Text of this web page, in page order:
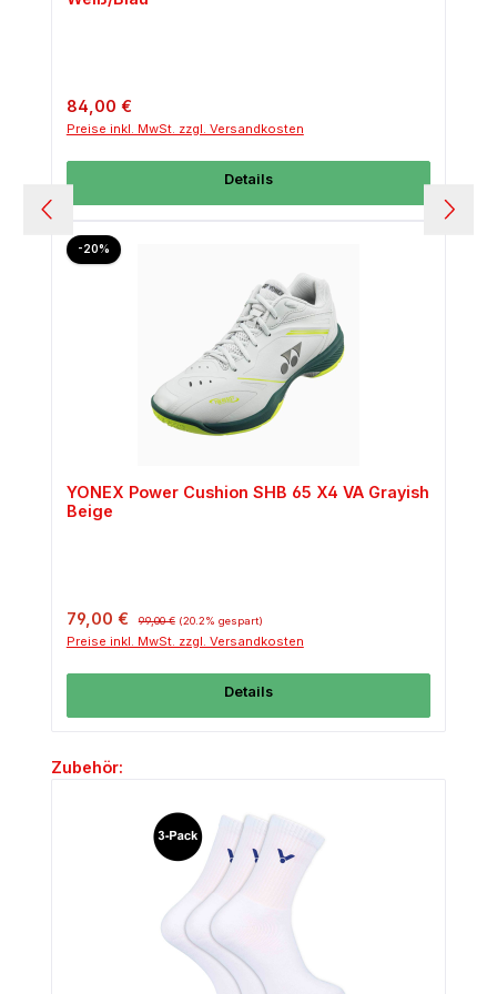
Regulärer Preis:
84,00 €
Preise inkl. MwSt. zzgl. Versandkosten
Details
-20%Rabatt
YONEX Power Cushion SHB 65 X4 VA Grayish
Beige
Verkaufspreis:
79,00 € 99,00 € (20.2% gespart)
Preise inkl. MwSt. zzgl. Versandkosten
Details
Produktgalerie überspringen
Zubehör: